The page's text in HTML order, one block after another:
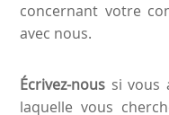
concernant votre
avec nous.
Écrivez-nous si vous
laquelle vous